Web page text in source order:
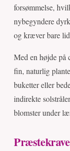
forsømmelse,
nybegyndere
og kræver bare
Med en højde på
fin, naturlig
buketter eller
indirekte
blomster under